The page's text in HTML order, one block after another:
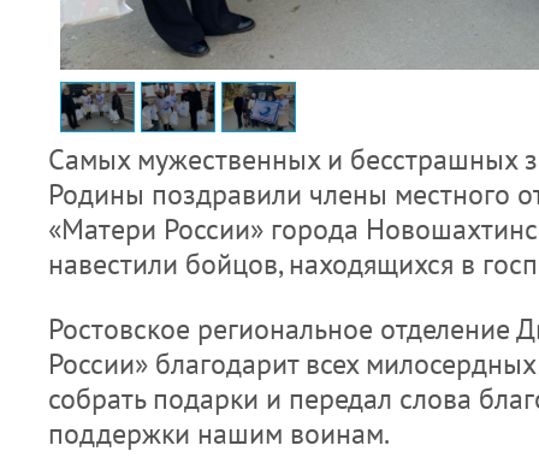
Самых мужественных и бесстрашных
Родины поздравили члены местного
«Матери России» города
навестили бойцов, находящихся в
Ростовское региональное отделение
России» благодарит всех
собрать подарки и передал слова
поддержки нашим воинам.